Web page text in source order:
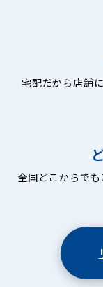
宅配だから店舗
全国どこからで